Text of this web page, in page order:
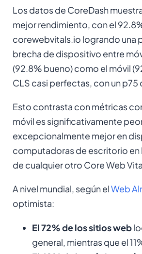
Los datos de CoreDash
mejor rendimiento, con el
corewebvitals.io logrando una
brecha de dispositivo entre
(92.8% bueno) como el móvil
CLS casi perfectas, con un
Esto contrasta con métricas
móvil es significativamente
excepcionalmente mejor en
computadoras de escritorio en
de cualquier otro Core Web
A nivel mundial, según elWeb
optimista:
El 72% de los sitios web
general, mientras que el